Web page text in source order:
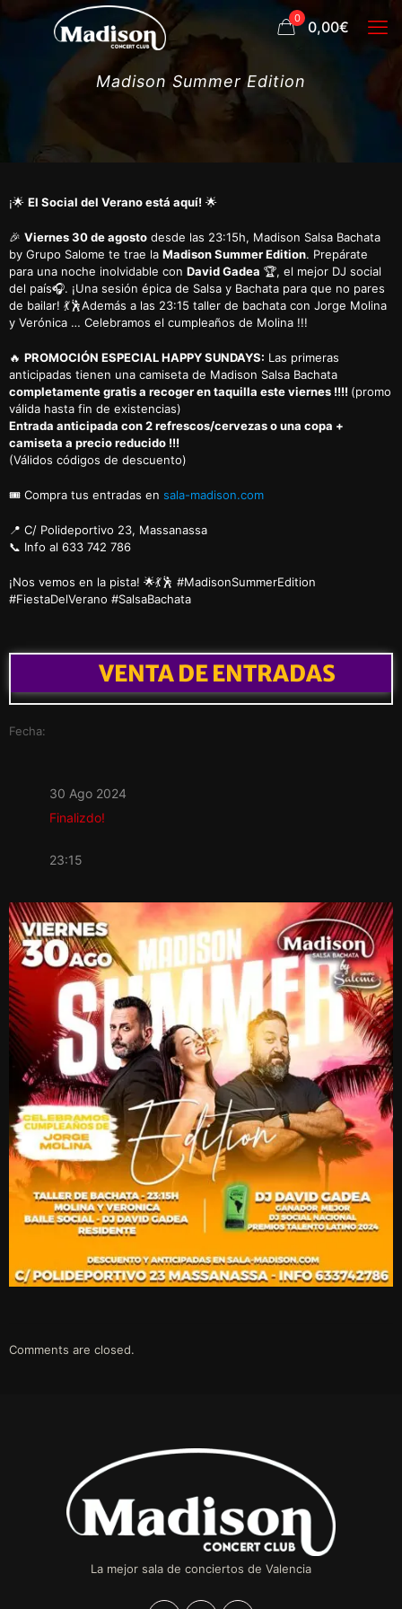
0 0,00€
Madison Summer Edition
¡🌟 El Social del Verano está aquí! 🌟
🎉 Viernes 30 de agosto desde las 23:15h, Madison Salsa Bachata
by Grupo Salome te trae la Madison Summer Edition. Prepárate
para una noche inolvidable con David Gadea 🏆, el mejor DJ social
del país🎧. ¡Una sesión épica de Salsa y Bachata para que no pares
de bailar! 💃🕺Además a las 23:15 taller de bachata con Jorge Molina
y Verónica … Celebramos el cumpleaños de Molina !!!
🔥 PROMOCIÓN ESPECIAL HAPPY SUNDAYS: Las primeras
anticipadas tienen una camiseta de Madison Salsa Bachata
completamente gratis a recoger en taquilla este viernes !!!! (promo
válida hasta fin de existencias)
Entrada anticipada con 2 refrescos/cervezas o una copa +
camiseta a precio reducido !!!
(Válidos códigos de descuento)
🎟️ Compra tus entradas en sala-madison.com
📍 C/ Polideportivo 23, Massanassa
📞 Info al 633 742 786
¡Nos vemos en la pista! 🌟💃🕺 #MadisonSummerEdition
#FiestaDelVerano #SalsaBachata
VENTA DE ENTRADAS
Fecha:
30 Ago 2024
Finalizdo!
23:15
Comments are closed.
La mejor sala de conciertos de Valencia